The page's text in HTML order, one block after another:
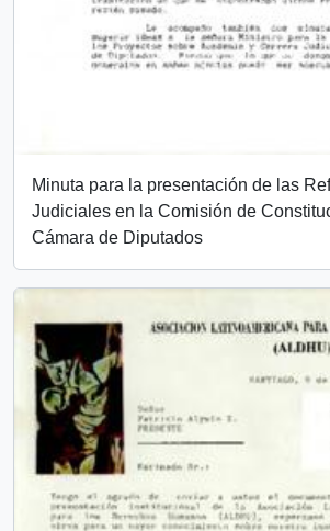
Minuta para la presentación de las
Judiciales en la Comisión de
Cámara de Diputados